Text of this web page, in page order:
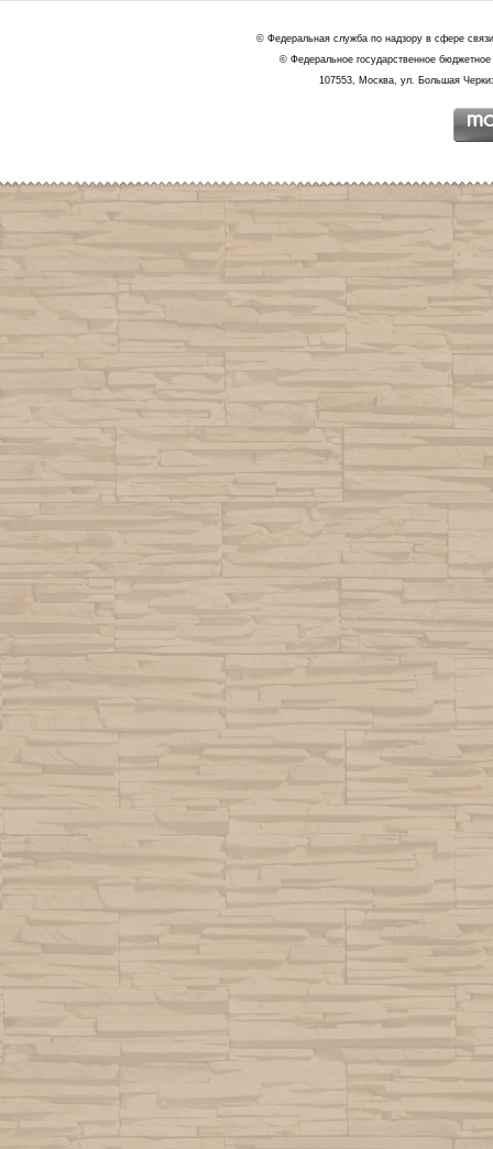
© Федеральная служба по надзору в сфере
© Федеральное государственное
107553, Москва, ул. Большая